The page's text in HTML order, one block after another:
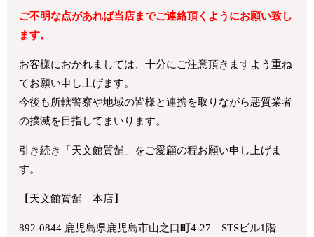
ご不明な点があれば当店までご連絡頂くようにお願い致し
ます。
お客様におかれましては、十分にご注意頂きますよう重ね
てお願い申し上げます。
今後も所轄警察や地域の皆様と連携を取りながら悪質業者
の撲滅を目指してまいります。
引き続き「天文館質舗」をご愛顧の程お願い申し上げま
す。
【天文館質舗 本店】
892-0844 鹿児島県鹿児島市山之口町4-27 STSビル1階